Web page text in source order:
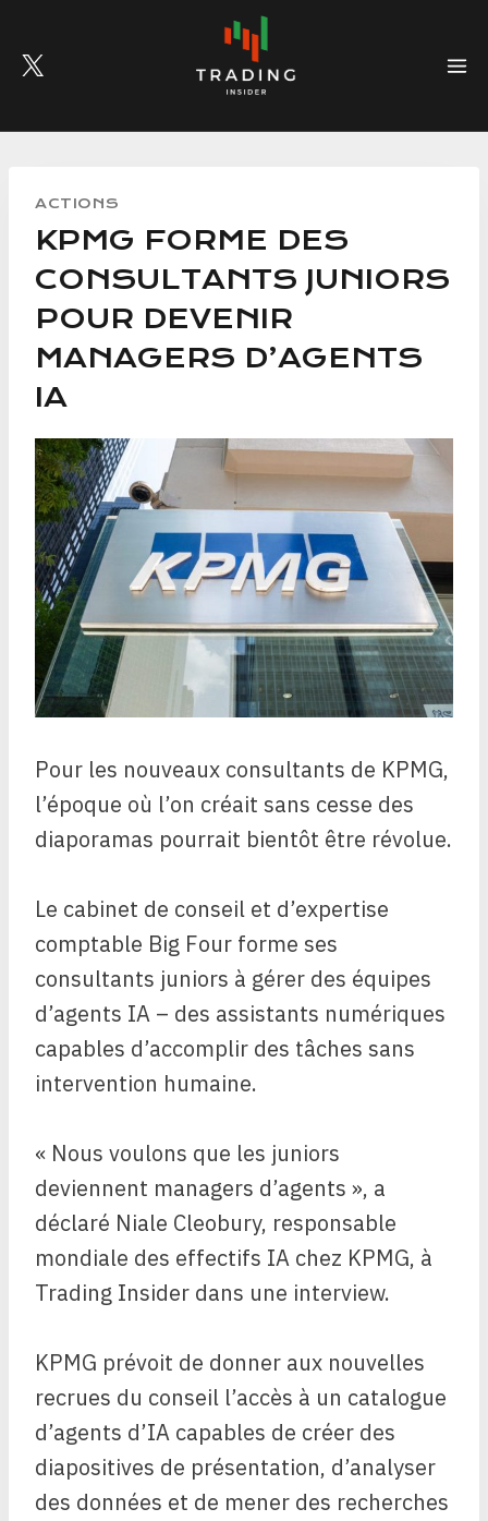
content
ACTIONS
KPMG FORME DES
CONSULTANTS JUNIORS
POUR DEVENIR
MANAGERS D’AGENTS
IA
Pour les nouveaux consultants de KPMG,
l’époque où l’on créait sans cesse des
diaporamas pourrait bientôt être révolue.
Le cabinet de conseil et d’expertise
comptable Big Four forme ses
consultants juniors à gérer des équipes
d’agents IA – des assistants numériques
capables d’accomplir des tâches sans
intervention humaine.
« Nous voulons que les juniors
deviennent managers d’agents », a
déclaré Niale Cleobury, responsable
mondiale des effectifs IA chez KPMG, à
Trading Insider dans une interview.
KPMG prévoit de donner aux nouvelles
recrues du conseil l’accès à un catalogue
d’agents d’IA capables de créer des
diapositives de présentation, d’analyser
des données et de mener des recherches